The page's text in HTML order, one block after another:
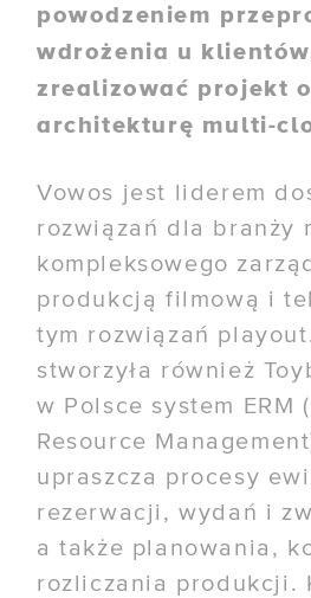
powodzeniem
wdrożenia u
zrealizować projekt
architekturę multi-
Vowos jest liderem
rozwiązań dla branży
kompleksowego
produkcją filmową i
tym rozwiązań
stworzyła również
w Polsce system ERM
Resource
upraszcza procesy
rezerwacji, wydań i
a także planowania,
rozliczania produkcji.